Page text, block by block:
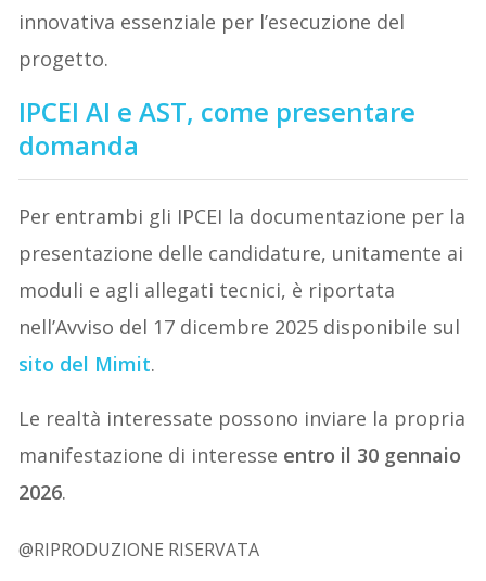
innovativa essenziale per l’esecuzione del
progetto.
IPCEI AI e AST, come presentare
domanda
Per entrambi gli IPCEI la documentazione per la
presentazione delle candidature, unitamente ai
moduli e agli allegati tecnici, è riportata
nell’Avviso del 17 dicembre 2025 disponibile sul
sito del Mimit.
Le realtà interessate possono inviare la propria
manifestazione di interesse entro il 30 gennaio
2026.
@RIPRODUZIONE RISERVATA